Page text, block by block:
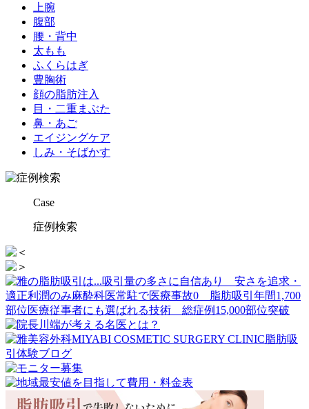
上腕
腹部
腰・背中
太もも
ふくらはぎ
豊胸術
顔の脂肪注入
目・二重まぶた
鼻・あご
エイジングケア
しみ・そばかす
Case
症例検索